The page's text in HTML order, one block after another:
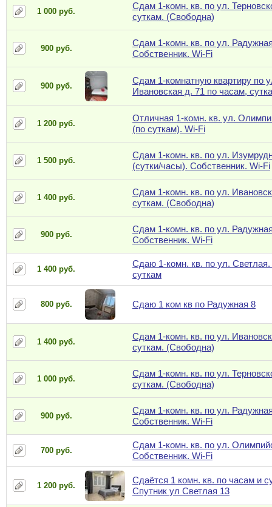
1 000 руб.
Сдам 1-комн. кв. по ул.
суткам. (Свободна)
900 руб.
Сдам 1-комн. кв. по ул.
Собственник. Wi-Fi
900 руб.
Сдам 1-комнатную квартиру по
Ивановская д. 71 по часам,
1 200 руб.
Отличная 1-комн. кв. ул.
(по суткам). Wi-Fi
1 500 руб.
Сдам 1-комн. кв. по ул.
(сутки/часы). Собственник. Wi-Fi
1 400 руб.
Сдам 1-комн. кв. по ул.
суткам. (Свободна)
900 руб.
Сдам 1-комн. кв. по ул.
Собственник. Wi-Fi
1 400 руб.
Сдаю 1-комн. кв. по ул.
суткам
800 руб. Сдаю 1 ком кв по Радужная 8
1 400 руб.
Сдам 1-комн. кв. по ул.
суткам. (Свободна)
1 000 руб.
Сдам 1-комн. кв. по ул.
суткам. (Свободна)
900 руб.
Сдам 1-комн. кв. по ул.
Собственник. Wi-Fi
700 руб.
Сдам 1-комн. кв. по ул.
Собственник. Wi-Fi
1 200 руб.
Сдаётся 1 комн. кв. по часам и
Спутник ул Светлая 13